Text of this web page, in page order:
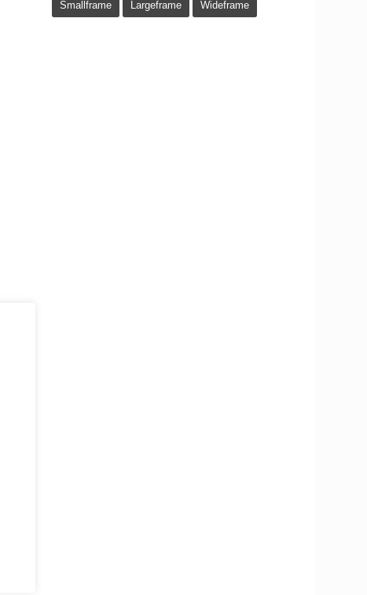
Smallframe Largeframe Wideframe